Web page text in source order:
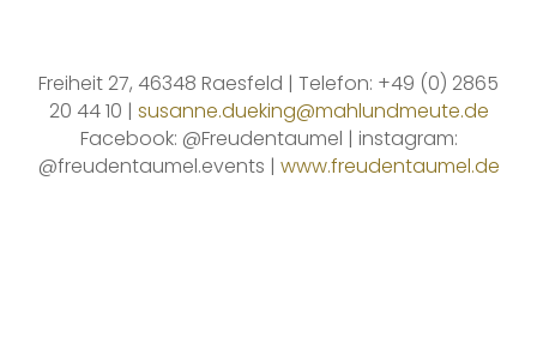
Freiheit 27, 46348 Raesfeld | Telefon: +49 (0) 2865
20 44 10 | susanne.dueking@mahlundmeute.de
Facebook: @Freudentaumel | instagram:
@freudentaumel.events | www.freudentaumel.de